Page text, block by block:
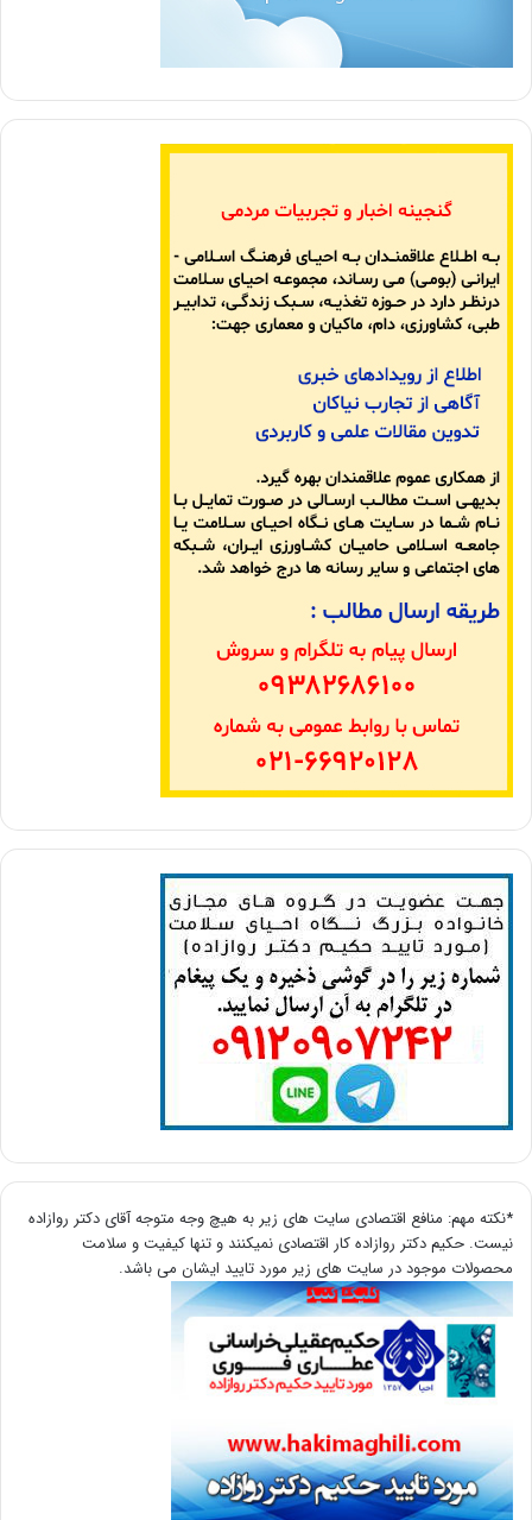
*نکته مهم: منافع اقتصادی سایت های زیر به هیچ وجه متوجه آقای دکتر روازاده
نیست. حکیم دکتر روازاده کار اقتصادی نمیکنند و تنها کیفیت و سلامت
محصولات موجود در سایت های زیر مورد تایید ایشان می باشد.